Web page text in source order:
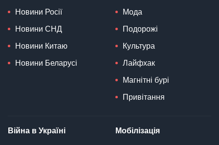
Новини Росії
Новини СНД
Новини Китаю
Новини Беларусі
Мода
Подорожі
Культура
Лайфхак
Магнітні бурі
Привітання
Війна в Україні Мобілізація